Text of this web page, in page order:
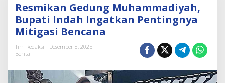
m
i
k
a
e
Resmikan Gedung Muhammadiyah,
Bupati Indah Ingatkan Pentingnya
Mitigasi Bencana
Tim Redaksi
Desember 8, 2025
Berita